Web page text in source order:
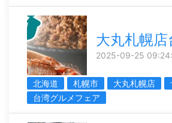
大丸札幌
2025-09-25
北海道 札幌市 大丸札幌店
台湾グルメフェア